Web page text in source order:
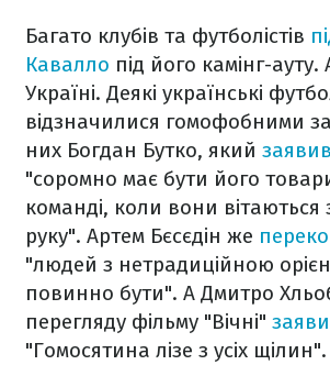
Багато клубів та футболістів
Кавалло під його камінг-
Україні. Деякі українські
відзначилися гомофобними
них Богдан Бутко, який заявив
"соромно має бути його
команді, коли вони вітаються
руку". Артем Бєсєдін же
"людей з нетрадиційною
повинно бути". А Дмитро
перегляду фільму "Вічні"
"Гомосятина лізе з усіх щілин".